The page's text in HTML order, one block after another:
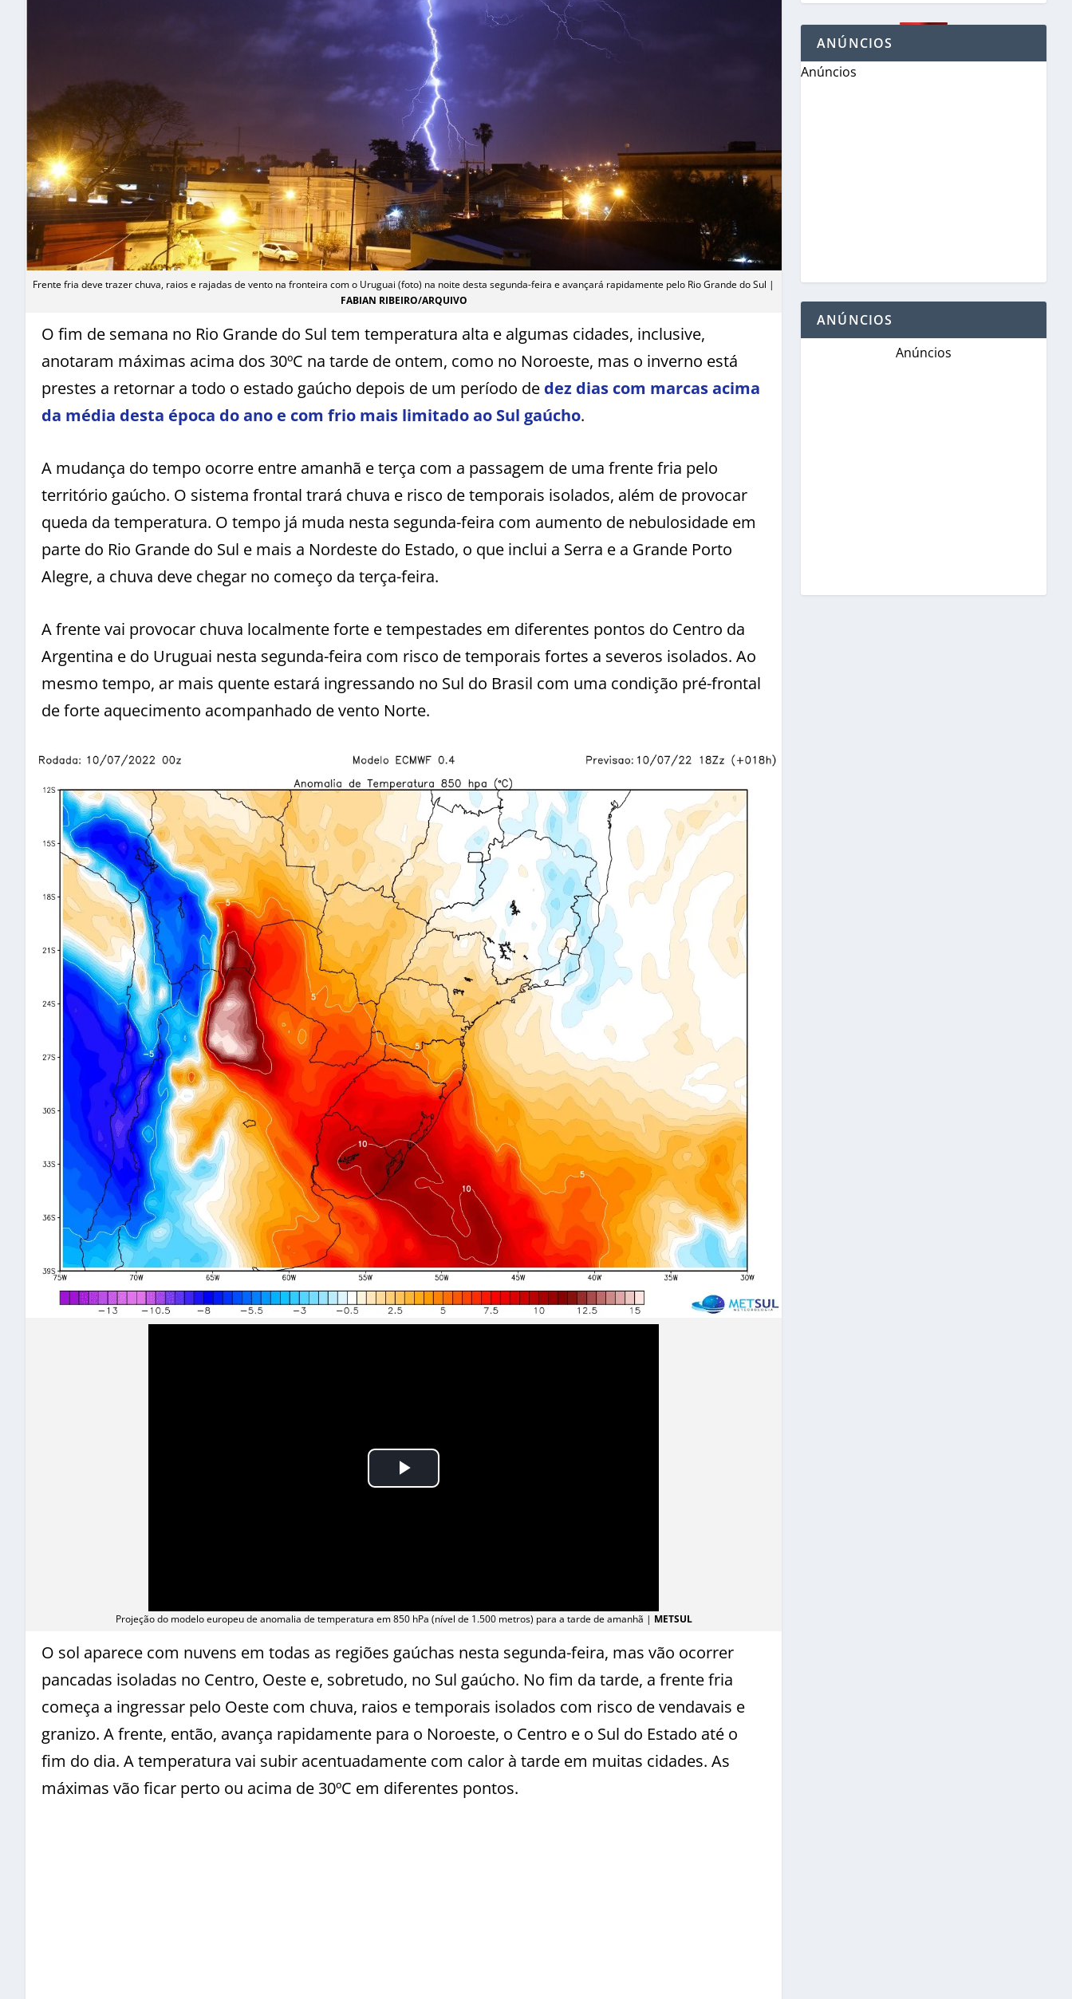
Frente fria deve trazer chuva, raios e rajadas de vento na fronteira com o Uruguai (foto) na noite desta segunda-feira e avançará rapidamente pelo Rio Grande do Sul |
FABIAN RIBEIRO/ARQUIVO
O fim de semana no Rio Grande do Sul tem temperatura alta e algumas cidades, inclusive,
anotaram máximas acima dos 30ºC na tarde de ontem, como no Noroeste, mas o inverno está
prestes a retornar a todo o estado gaúcho depois de um período de dez dias com marcas acima
da média desta época do ano e com frio mais limitado ao Sul gaúcho.
A mudança do tempo ocorre entre amanhã e terça com a passagem de uma frente fria pelo
território gaúcho. O sistema frontal trará chuva e risco de temporais isolados, além de provocar
queda da temperatura. O tempo já muda nesta segunda-feira com aumento de nebulosidade em
parte do Rio Grande do Sul e mais a Nordeste do Estado, o que inclui a Serra e a Grande Porto
Alegre, a chuva deve chegar no começo da terça-feira.
A frente vai provocar chuva localmente forte e tempestades em diferentes pontos do Centro da
Argentina e do Uruguai nesta segunda-feira com risco de temporais fortes a severos isolados. Ao
mesmo tempo, ar mais quente estará ingressando no Sul do Brasil com uma condição pré-frontal
de forte aquecimento acompanhado de vento Norte.
Projeção do modelo europeu de anomalia de temperatura em 850 hPa (nível de 1.500 metros) para a tarde de amanhã | METSUL
O sol aparece com nuvens em todas as regiões gaúchas nesta segunda-feira, mas vão ocorrer
pancadas isoladas no Centro, Oeste e, sobretudo, no Sul gaúcho. No fim da tarde, a frente fria
começa a ingressar pelo Oeste com chuva, raios e temporais isolados com risco de vendavais e
granizo. A frente, então, avança rapidamente para o Noroeste, o Centro e o Sul do Estado até o
fim do dia. A temperatura vai subir acentuadamente com calor à tarde em muitas cidades. As
máximas vão ficar perto ou acima de 30ºC em diferentes pontos.
ANÚNCIOS
Anúncios
ANÚNCIOS
Anúncios